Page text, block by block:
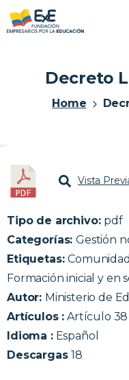
Decreto
Home
Vista
Tipo de archivo: pdf
Categorías:Gestión
Etiquetas:
Formación inicial y en
Autor: Ministerio de
Artículos : Artículo 38
Idioma :Español
Descargas18